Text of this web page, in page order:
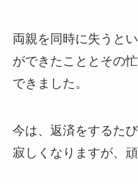
両親を同時に失うと
ができたこととその
できました。
今は、返済をするた
寂しくなりますが、